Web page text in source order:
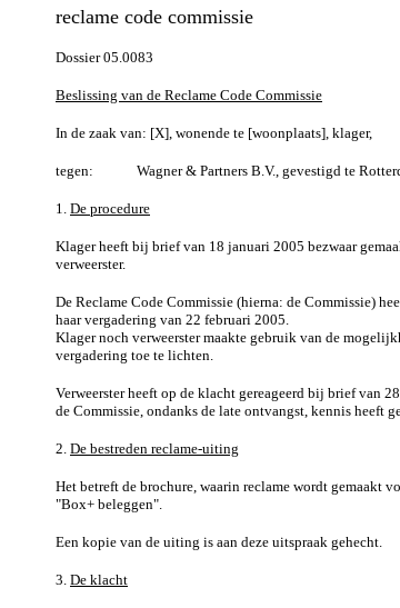
reclame code commissie
Dossier 05.0083
Beslissing van de Reclame Code Commissie
In de zaak van: [X], wonende te [woonplaats], klager,
tegen: Wagner & Partners B.V., gevestigd te
1. De procedure
Klager heeft bij brief van 18 januari 2005 bezwaar
verweerster.
De Reclame Code Commissie (hierna: de Commissie)
haar vergadering van 22 februari 2005.
Klager noch verweerster maakte gebruik van de
vergadering toe te lichten.
Verweerster heeft op de klacht gereageerd bij brief van
de Commissie, ondanks de late ontvangst, kennis heeft
2. De bestreden reclame-uiting
Het betreft de brochure, waarin reclame wordt gemaakt
"Box+ beleggen".
Een kopie van de uiting is aan deze uitspraak gehecht.
3. De klacht